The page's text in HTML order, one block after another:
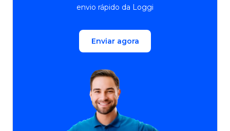
envio rápido da Loggi
Enviar agora